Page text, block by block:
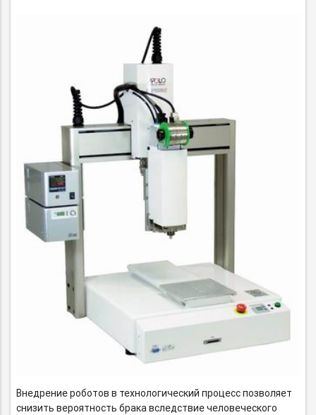
Внедрение роботов в технологический процесс позволяет
снизить вероятность брака вследствие человеческого